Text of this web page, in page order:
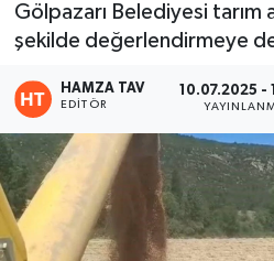
Gölpazarı Belediyesi tarım
şekilde değerlendirmeye
HAMZA TAV
EDITÖR
10.07.2025 -
Siyaset
Eğitim
Teknoloji
Asayiş
Resmi İlan